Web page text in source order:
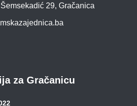
29, Gračanica
za Gračanicu